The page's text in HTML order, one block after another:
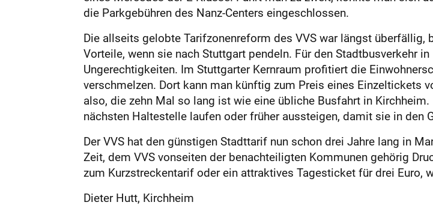
die Parkgebühren des Nanz-Centers eingeschlossen.
Die allseits gelobte Tarifzonenreform des VVS war längst überfällig,
Vorteile, wenn sie nach Stuttgart pendeln. Für den Stadtbusverkehr
Ungerechtigkeiten. Im Stuttgarter Kernraum profitiert die
verschmelzen. Dort kann man künftig zum Preis eines Einzeltickets
also, die zehn Mal so lang ist wie eine übliche Busfahrt in
nächsten Haltestelle laufen oder früher aussteigen, damit sie in den
Der VVS hat den günstigen Stadttarif nun schon drei Jahre lang in
Zeit, dem VVS vonseiten der benachteiligten Kommunen gehörig
zum Kurzstreckentarif oder ein attraktives Tagesticket für drei Euro,
Dieter Hutt, Kirchheim